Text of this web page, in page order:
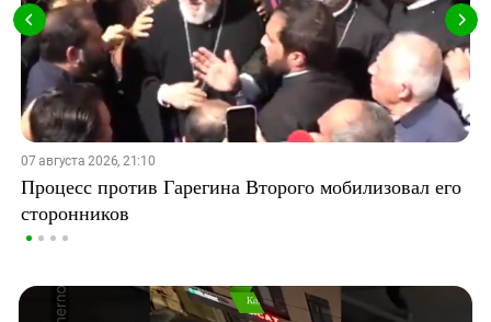
07 августа 2026, 21:10
Процесс против Гарегина Второго мобилизовал его
сторонников